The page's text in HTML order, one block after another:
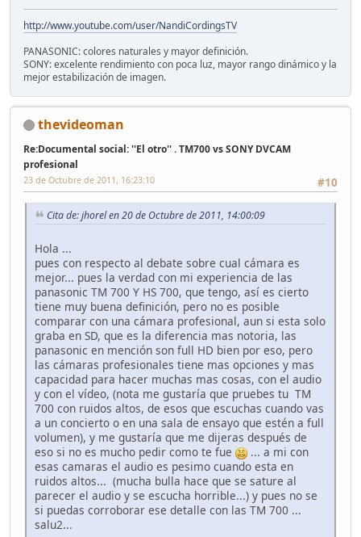
http://www.youtube.com/user/NandiCordingsTV
PANASONIC: colores naturales y mayor definición.
SONY: excelente rendimiento con poca luz, mayor rango dinámico y la
mejor estabilización de imagen.
thevideoman
Re:Documental social: ''El otro'' . TM700 vs SONY DVCAM
profesional
#10
23 de Octubre de 2011, 16:23:10
Cita de: jhorel en 20 de Octubre de 2011, 14:00:09
Hola ...
pues con respecto al debate sobre cual cámara es
mejor... pues la verdad con mi experiencia de las
panasonic TM 700 Y HS 700, que tengo, así es cierto
tiene muy buena definición, pero no es posible
comparar con una cámara profesional, aun si esta solo
graba en SD, que es la diferencia mas notoria, las
panasonic en mención son full HD bien por eso, pero
las cámaras profesionales tiene mas opciones y mas
capacidad para hacer muchas mas cosas, con el audio
y con el vídeo, (nota me gustaría que pruebes tu TM
700 con ruidos altos, de esos que escuchas cuando vas
a un concierto o en una sala de ensayo que estén a full
volumen), y me gustaría que me dijeras después de
eso si no es mucho pedir como te fue
... a mi con
esas camaras el audio es pesimo cuando esta en
ruidos altos... (mucha bulla hace que se sature al
parecer el audio y se escucha horrible...) y pues no se
si puedas corroborar ese detalle con las TM 700 ...
salu2...